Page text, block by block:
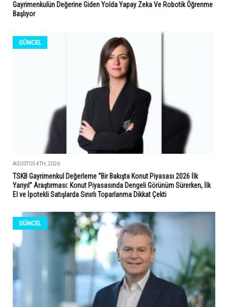
Gayrimenkulün Değerine Giden Yolda Yapay Zeka Ve Robotik Öğrenme
Başlıyor
GÜNCEL
AĞUSTOS 4TH, 2026
TSKB Gayrimenkul Değerleme “Bir Bakışta Konut Piyasası 2026 İlk
Yarıyıl” Araştırması: Konut Piyasasında Dengeli Görünüm Sürerken, İlk
El ve İpotekli Satışlarda Sınırlı Toparlanma Dikkat Çekti
GÜNCEL